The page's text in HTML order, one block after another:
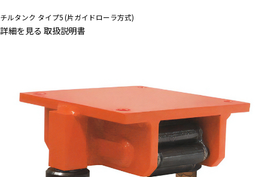
チルタンク タイプ5 (片ガイドローラ方式)
詳細を見る 取扱説明書